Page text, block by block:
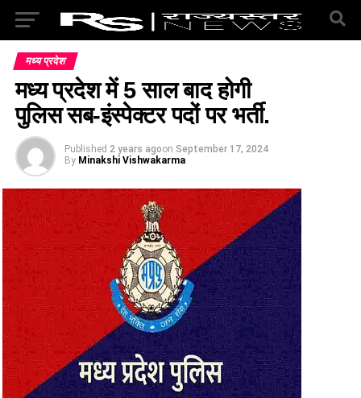
मध्य प्रदेश
मध्य प्रदेश में 5 साल बाद होगी
पुलिस सब-इंस्पेक्टर पदों पर भर्ती.
Published 2 years agoon September 17, 2024
By Minakshi Vishwakarma